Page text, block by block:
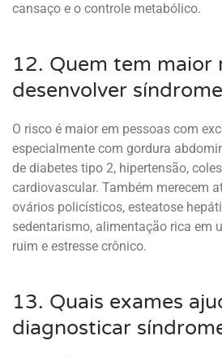
cansaço e o controle metabólico.
12. Quem tem maior
desenvolver
O risco é maior em pessoas com
especialmente com gordura
de diabetes tipo 2, hipertensão,
cardiovascular. Também merecem
ovários policísticos, esteatose
sedentarismo, alimentação rica em
ruim e estresse crônico.
13. Quais exames
diagnosticar